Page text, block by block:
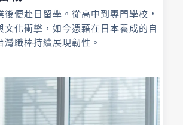
後便赴日留學。從高中到專門學校，
文化衝擊，如今憑藉在日本養成的自
職棒持續展現韌性。